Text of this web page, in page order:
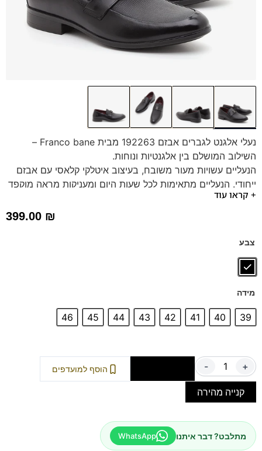
נעלי אלגנט לגברים אבזם 192263 מבית Franco bane –
השילוב המושלם בין אלגנטיות ונוחות.
הנעליים עשויות מעור משובח, בעיצוב איטלקי קלאסי עם אבזם
ייחודי. הנעליים מתאימות לכל שעות היום ומעניקות מראה מוקפד
ויוקרתי. מדרס היברידי תומך מבטיח נוחות מקסימלית ותמיכה
לאורך כל היום. הזמינו עכשיו ותיהנו מסטייל ואיכות בלתי
+ קראו עוד
399.00 ₪
צבע
מידה
39
40
41
42
43
44
45
46
- + הוסף למועדפים
קנייה מהירה
מתלבט? דבר איתנו WhatsApp